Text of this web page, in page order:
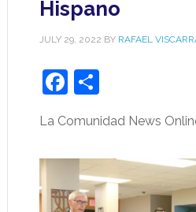
Hispano
JULY 29, 2022 BY RAFAEL
Facebook
Share
La Comunidad News